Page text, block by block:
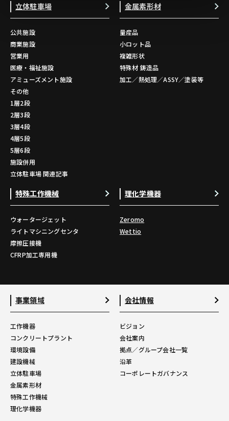
立体駐車場
公共施設
商業施設
営業用
医療・福祉施設
アミューズメント施設
その他
1層2段
2層3段
3層4段
4層5段
5層6段
施設併用
立体駐車場 関連記事
金属素形材
量産品
小ロット品
複雑形状
特殊材 鋳造品
加工／熱処理／ASSY／塗装等
特殊工作機械
ウォータージェット
ライトマシニングセンタ
摩擦圧接機
CFRP加工専用機
理化学機器
Zeromo
Wettio
事業領域
工作機器
コンクリートプラント
環境設備
建設機械
立体駐車場
金属素形材
特殊工作機械
理化学機器
会社情報
ビジョン
会社案内
拠点／グループ会社一覧
沿革
コーポレートガバナンス